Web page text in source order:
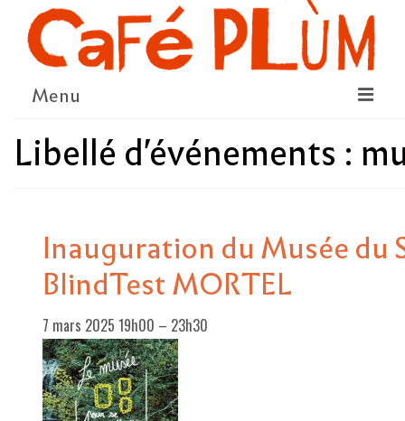
Menu
LE PROJET
NOUS SOUTENIR
LE PROGRAMME
DÉTAIL DES ÉVÉNEMENTS
LA SAISON CULTURELLE
AMI·ES ARTISTES
Libellé d'événements :
Inauguration du Musée du
BlindTest MORTEL
7 mars 2025 19h00 – 23h30